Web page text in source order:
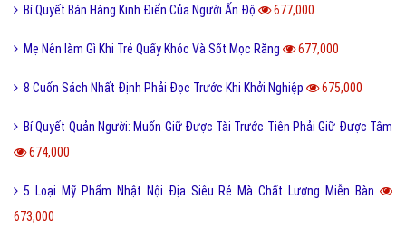
Bí Quyết Bán Hàng Kinh Điển Của Người Ấn Độ 677,000
Mẹ Nên làm Gì Khi Trẻ Quấy Khóc Và Sốt Mọc Răng 677,000
8 Cuốn Sách Nhất Định Phải Đọc Trước Khi Khởi Nghiệp 675,000
Bí Quyết Quản Người: Muốn Giữ Được Tài Trước Tiên Phải Giữ Được Tâm
674,000
5 Loại Mỹ Phẩm Nhật Nội Địa Siêu Rẻ Mà Chất Lượng Miễn Bàn
673,000